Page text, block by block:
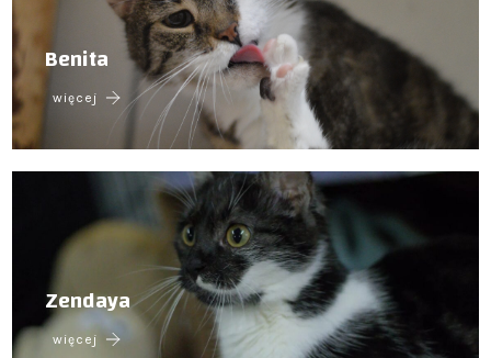
Benita
więcej
Zendaya
więcej